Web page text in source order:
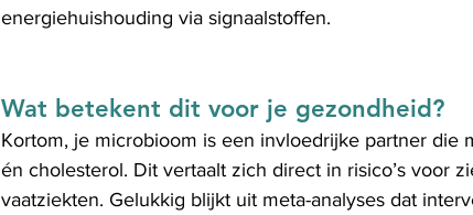
energiehuishouding via signaalstoffen.
Wat betekent dit voor je gezondheid?
Kortom, je microbioom is een invloedrijke partner die
én cholesterol. Dit vertaalt zich direct in risico’s voor
vaatziekten. Gelukkig blijkt uit meta-analyses dat